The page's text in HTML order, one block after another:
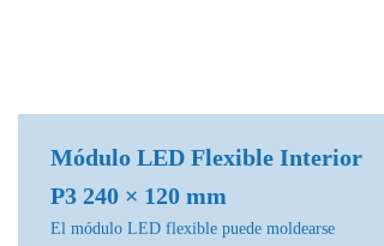
Módulo LED Flexible Interior
P3 240 × 120 mm
El módulo LED flexible puede moldearse